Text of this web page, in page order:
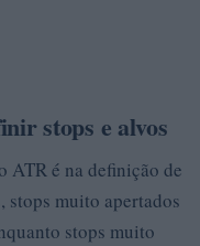
stops e alvos
ATR é na definição de
stops muito apertados
stops muito